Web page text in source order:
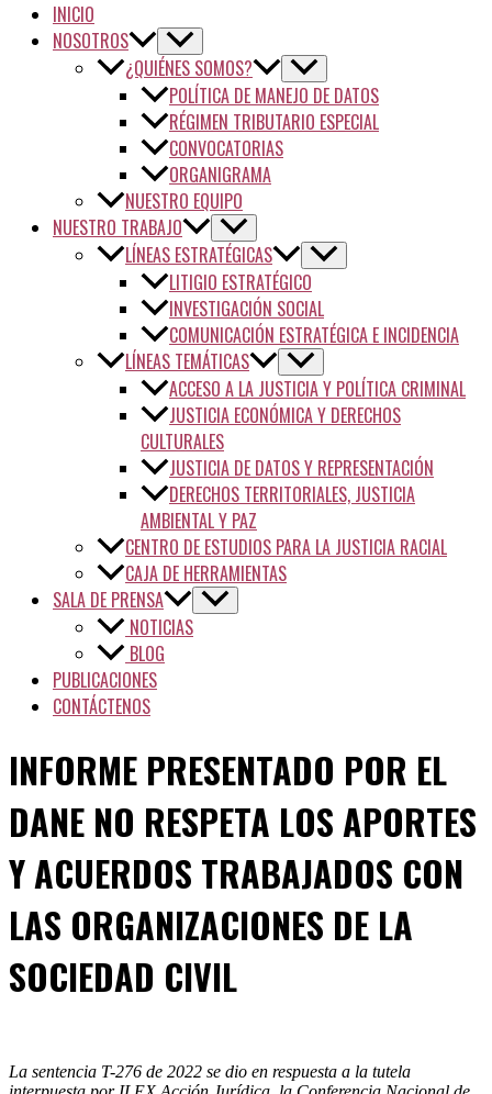
INICIO
NOSOTROS
¿QUIÉNES SOMOS?
POLÍTICA DE MANEJO DE DATOS
RÉGIMEN TRIBUTARIO ESPECIAL
CONVOCATORIAS
ORGANIGRAMA
NUESTRO EQUIPO
NUESTRO TRABAJO
LÍNEAS ESTRATÉGICAS
LITIGIO ESTRATÉGICO
INVESTIGACIÓN SOCIAL
COMUNICACIÓN ESTRATÉGICA E INCIDENCIA
LÍNEAS TEMÁTICAS
ACCESO A LA JUSTICIA Y POLÍTICA CRIMINAL
JUSTICIA ECONÓMICA Y DERECHOS
CULTURALES
JUSTICIA DE DATOS Y REPRESENTACIÓN
DERECHOS TERRITORIALES, JUSTICIA
AMBIENTAL Y PAZ
CENTRO DE ESTUDIOS PARA LA JUSTICIA RACIAL
CAJA DE HERRAMIENTAS
SALA DE PRENSA
NOTICIAS
BLOG
PUBLICACIONES
CONTÁCTENOS
INFORME PRESENTADO POR EL
DANE NO RESPETA LOS APORTES
Y ACUERDOS TRABAJADOS CON
LAS ORGANIZACIONES DE LA
SOCIEDAD CIVIL
La sentencia T-276 de 2022 se dio en respuesta a la tutela